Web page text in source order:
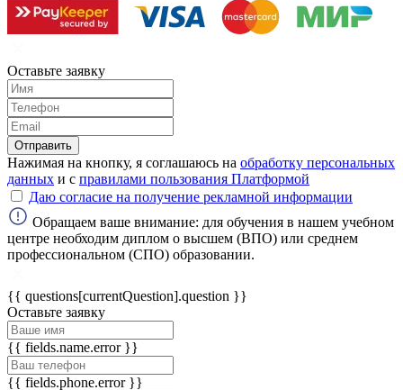
Оставьте заявку
Отправить
Нажимая на кнопку, я соглашаюсь на обработку персональных
данных и с правилами пользования Платформой
Даю согласие на получение рекламной информации
Обращаем ваше внимание: для обучения в нашем учебном
центре необходим диплом о высшем (ВПО) или среднем
профессиональном (СПО) образовании.
{{ questions[currentQuestion].question }}
Оставьте заявку
{{ fields.name.error }}
{{ fields.phone.error }}